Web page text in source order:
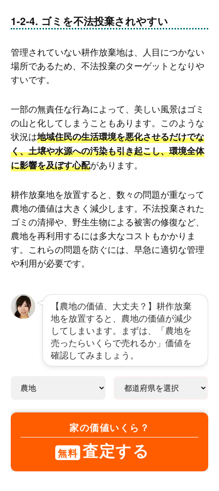
ゴミを不法投棄されやすい
管理されていない耕作放棄地は、人目につかない
場所であるため、不法投棄のターゲットとなりや
すいです。
一部の無責任な行為によって、美しい風景はゴミ
の山と化してしまうこともあります。このような
状況は地域住民の生活環境を悪化させるだけでな
く、土壌や水源への汚染も引き起こし、環境全体
に影響を及ぼす心配があります。
耕作放棄地を放置すると、数々の問題が重なって
農地の価値は大きく減少します。不法投棄された
ゴミの清掃や、野生生物による被害の修復など、
農地を再利用するには多大なコストもかかりま
す。これらの問題を防ぐには、早急に適切な管理
や利用が必要です。
【農地の価値、大丈夫？】耕作放棄
地を放置すると、農地の価値が減少
してしまいます。まずは、「農地を
売ったらいくらで売れるか」価値を
確認してみましょう。
家の価値いくら？
無料 査定する